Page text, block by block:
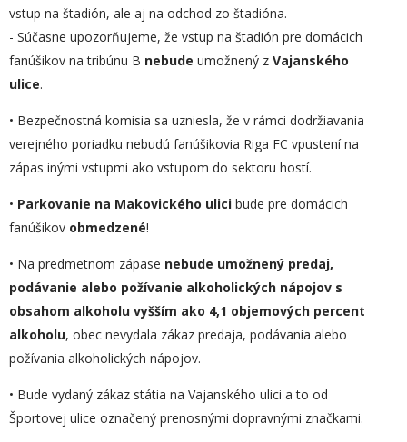
vstup na štadión, ale aj na odchod zo štadióna.
- Súčasne upozorňujeme, že vstup na štadión pre domácich
fanúšikov na tribúnu B nebude umožnený z Vajanského
ulice.
• Bezpečnostná komisia sa uzniesla, že v rámci dodržiavania
verejného poriadku nebudú fanúšikovia Riga FC vpustení na
zápas inými vstupmi ako vstupom do sektoru hostí.
• Parkovanie na Makovického ulici bude pre domácich
fanúšikov obmedzené!
• Na predmetnom zápase nebude umožnený predaj,
podávanie alebo požívanie alkoholických nápojov s
obsahom alkoholu vyšším ako 4,1 objemových percent
alkoholu, obec nevydala zákaz predaja, podávania alebo
požívania alkoholických nápojov.
• Bude vydaný zákaz státia na Vajanského ulici a to od
Športovej ulice označený prenosnými dopravnými značkami.